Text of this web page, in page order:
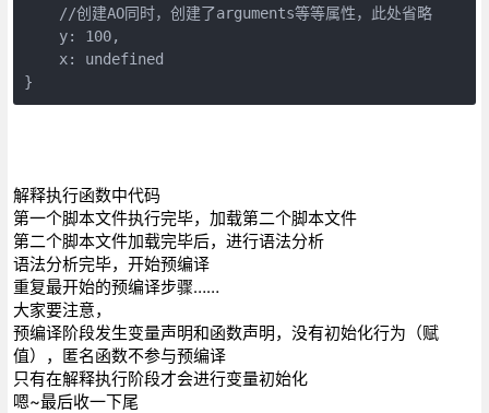
    //创建AO同时，创建了arguments等等属性，此处省略
    y: 100,
    x: undefined
}
解释执行函数中代码
第一个脚本文件执行完毕，加载第二个脚本文件
第二个脚本文件加载完毕后，进行语法分析
语法分析完毕，开始预编译
重复最开始的预编译步骤……
大家要注意，
预编译阶段发生变量声明和函数声明，没有初始化行为（赋
值），匿名函数不参与预编译
只有在解释执行阶段才会进行变量初始化
嗯~最后收一下尾